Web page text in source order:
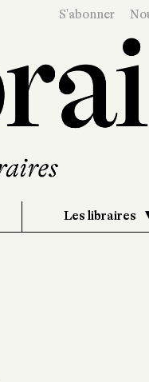
S'abonner
Les libraires